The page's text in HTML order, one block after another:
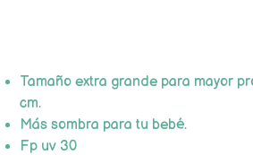
Tamaño extra grande para mayor
cm.
Más sombra para tu bebé.
Fp uv 30